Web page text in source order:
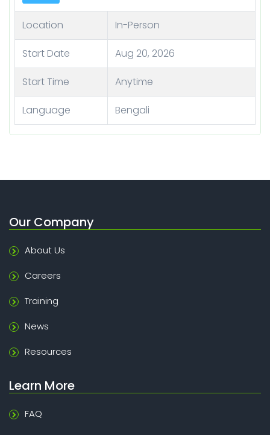
Location In-Person
Start Date Aug 20, 2026
Start Time Anytime
Language Bengali
Our Company
About Us
Careers
Training
News
Resources
Learn More
FAQ